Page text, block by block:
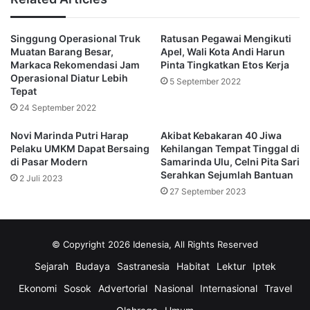
pengawasan oleh pemerintah juga bisa terus dilakukan
Tujuannya, agar regulasi yang telah dikeluarkan Kemenkes
RI melalui Surat Edaran Nomor SR.01.05/III/3461/2022
tentang Kewajiban Penyelidikan Epidemiologi dan
Pelaporan Kasus Gangguan Ginjal Akut Atipikal (Atypical
Progressive Acute Kidney Injury) Pada Anak bisa diikuti
secara taat.
“Betul-betul apotek di Samarinda melaksanakan SE
muncul kasus gagal ginjal misterius pertama di Samarinda,
musbab masih diedarkannya obat sirop yang tak masuk
dari 133 obat sirop yang dianggap aman oleh Kemenkes RI.
Singgung Operasional Truk
Muatan Barang Besar,
Markaca Rekomendasi Jam
Operasional Diatur Lebih
Tepat
24 September 2022
Ratusan Pegawai Mengikuti
Apel, Wali Kota Andi Harun
Pinta Tingkatkan Etos Kerja
5 September 2022
Novi Marinda Putri Harap
Pelaku UMKM Dapat Bersaing
di Pasar Modern
2 Juli 2023
Akibat Kebakaran 40 Jiwa
Kehilangan Tempat Tinggal di
Samarinda Ulu, Celni Pita Sari
Serahkan Sejumlah Bantuan
27 September 2023
© Copyright 2026 Idenesia, All Rights Reserved
Sejarah Budaya Sastranesia Habitat Lektur
Iptek
Ekonomi
Sosok Advertorial Nasional Internasional
Travel